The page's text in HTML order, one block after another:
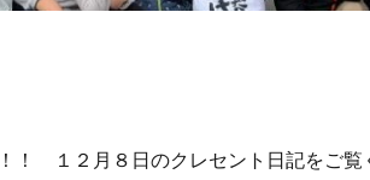
！ １２月８日のクレセント日記をご覧